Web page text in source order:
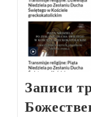
Записи